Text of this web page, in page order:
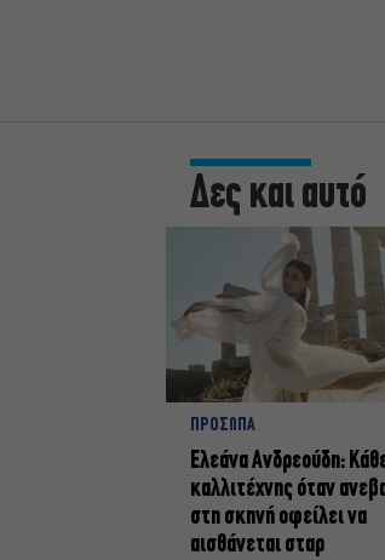
Δες και αυτό
ΠΡΟΣΩΠΑ
Ελεάνα Ανδρεούδη:
καλλιτέχνης όταν
στη σκηνή οφείλει να
αισθάνεται σταρ